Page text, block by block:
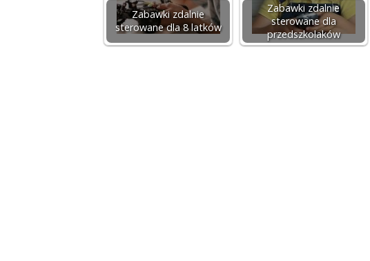
Zabawki zdalnie
sterowane dla 8 latków
Zabawki zdalnie
sterowane dla
przedszkolaków